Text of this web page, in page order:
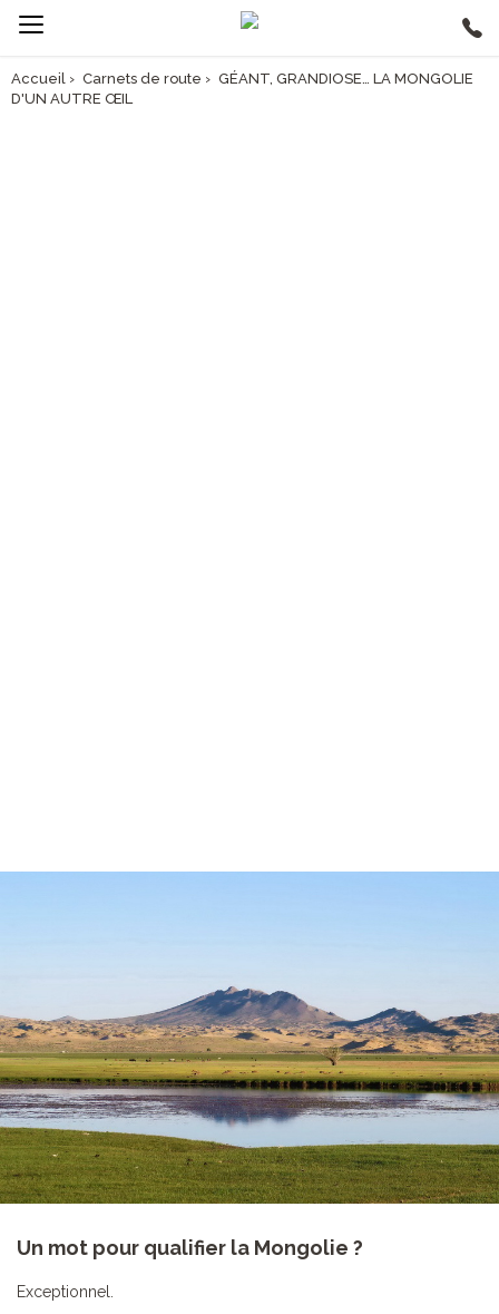
Accueil › Carnets de route › GÉANT, GRANDIOSE… LA MONGOLIE
D'UN AUTRE ŒIL
Un mot pour qualifier la Mongolie ?
Exceptionnel.